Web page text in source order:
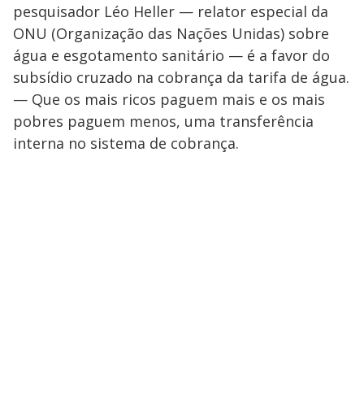
pesquisador Léo Heller — relator especial da
ONU (Organização das Nações Unidas) sobre
água e esgotamento sanitário — é a favor do
subsídio cruzado na cobrança da tarifa de água.
— Que os mais ricos paguem mais e os mais
pobres paguem menos, uma transferência
interna no sistema de cobrança.